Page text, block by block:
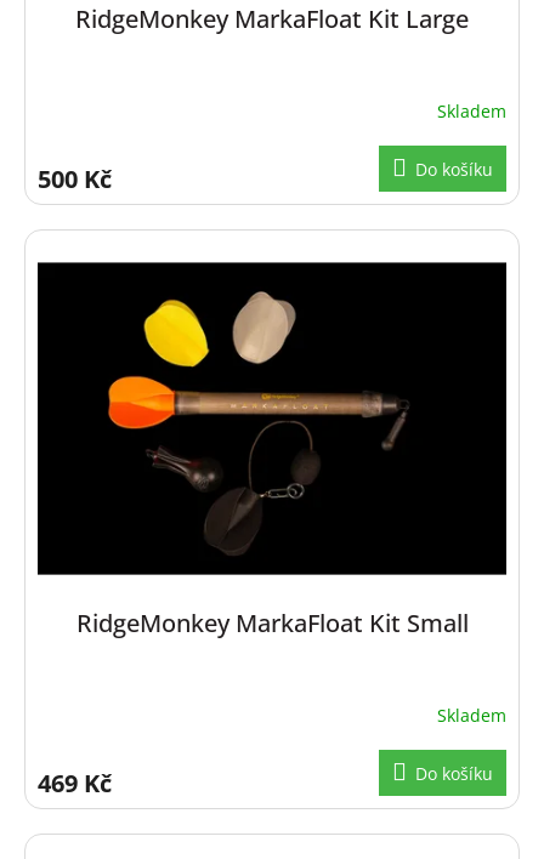
RidgeMonkey MarkaFloat Kit Large
Skladem
500 Kč Do košíku
RidgeMonkey MarkaFloat Kit Small
Skladem
469 Kč Do košíku